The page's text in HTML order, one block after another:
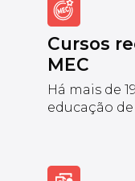
Cursos
MEC
Há mais de
educação